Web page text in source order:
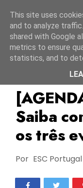
Agenda 2022
Saiba
os três
Por ESC
This site uses
and to analyze
shared with Google
metrics to ensure
statistics, and to